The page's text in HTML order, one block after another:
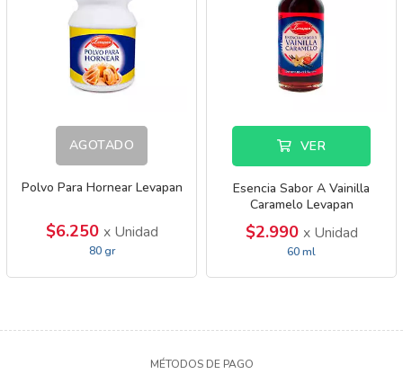
AGOTADO
Polvo Para Hornear Levapan
$6.250 x Unidad
80 gr
VER
Esencia Sabor A Vainilla
Caramelo Levapan
$2.990 x Unidad
60 ml
MÉTODOS DE PAGO